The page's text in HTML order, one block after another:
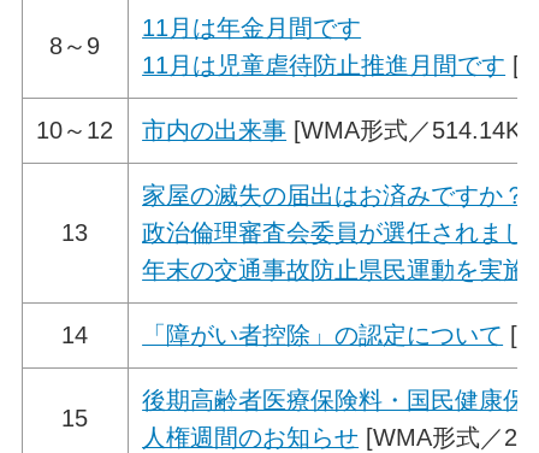
8～9
11月は年金月間です
11月は児童虐待防止推進月間です
10～12 市内の出来事 [WMA形式／
13
家屋の滅失の届出はお済みですか？
政治倫理審査会委員が選任されまし
年末の交通事故防止県民運動を実施
14 「障がい者控除」の認定について
15
後期高齢者医療保険料・国民健康
人権週間のお知らせ [WMA形式／